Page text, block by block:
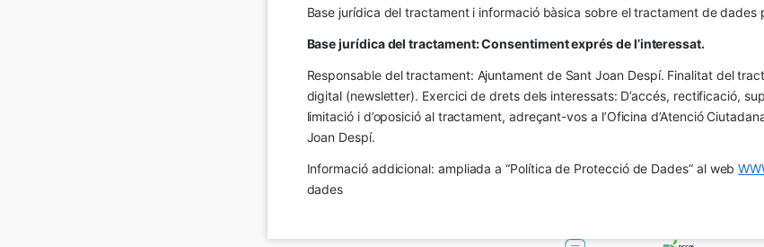
Base jurídica del tractament i informació bàsica sobre el tractament de dades
Base jurídica del tractament: Consentiment exprés de l’interessat.
Responsable del tractament: Ajuntament de Sant Joan Despí. Finalitat del
digital (newsletter). Exercici de drets dels interessats: D’accés, rectificació,
limitació i d’oposició al tractament, adreçant-vos a l’Oficina d’Atenció
Joan Despí.
Informació addicional: ampliada a “Política de Protecció de Dades” al web
dades